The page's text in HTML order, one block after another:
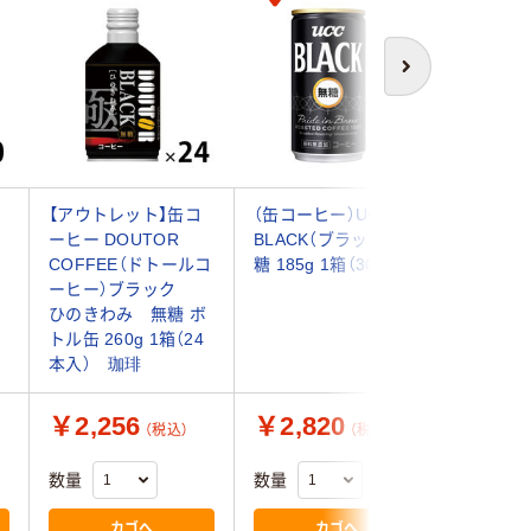
次へ
【アウトレット】缶コ
ーヒー DOUTOR
COFFEE（ドトールコ
ーヒー）ブラック
ひのきわみ 無糖 ボ
トル缶 260g 1箱（24
本入） 珈琲
（缶コーヒー）UCC
BLACK（ブラック）無
糖 185g 1箱（30缶入）
￥2,256 （税込）
数量
カゴへ
￥2,820 （税込）
数量
カゴへ